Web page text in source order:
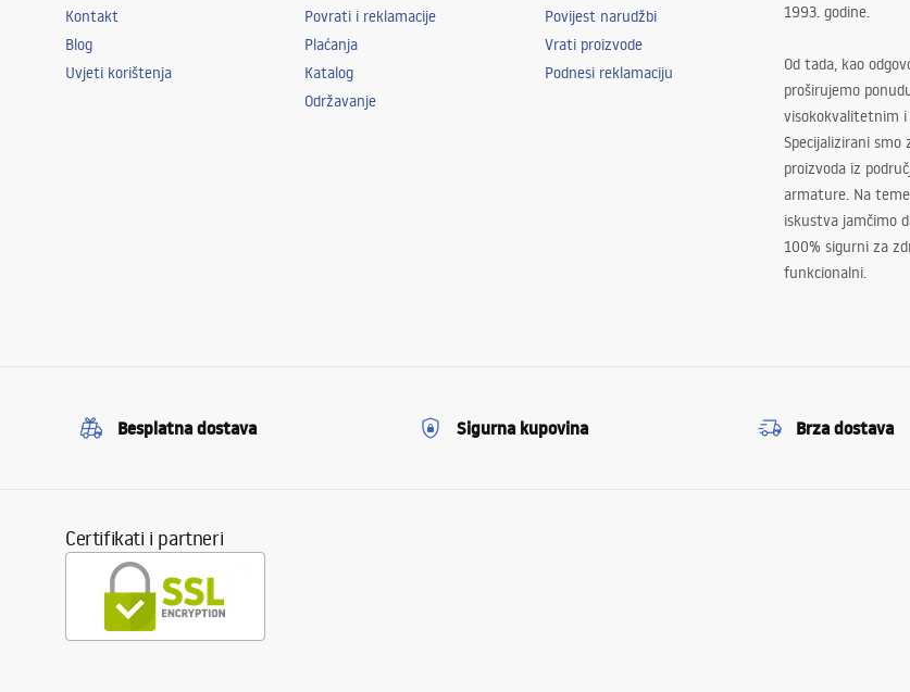
Kontakt
Blog
Uvjeti korištenja
Povrati i reklamacije
Plaćanja
Katalog
Održavanje
Povijest narudžbi
Vrati proizvode
Podnesi reklamaciju
1993. godine.
Od tada, kao
proširujemo
visokokvalitetnim
Specijalizirani smo
proizvoda iz
armature. Na
iskustva jamčimo
100% sigurni za
funkcionalni.
Besplatna dostava Sigurna kupovina Brza dostava
Certifikati i partneri